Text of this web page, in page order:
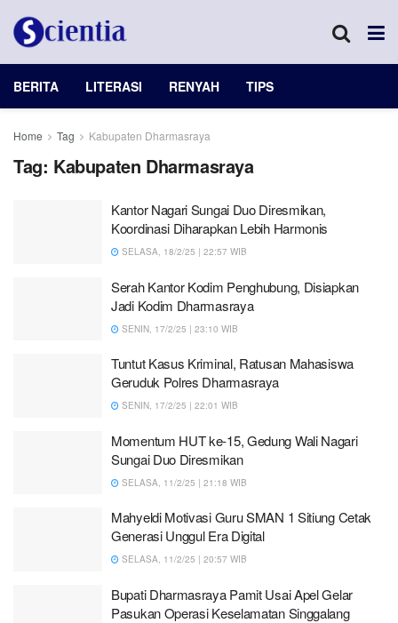
BERITA LITERASI RENYAH TIPS
Home Tag Kabupaten Dharmasraya
Tag: Kabupaten Dharmasraya
Kantor Nagari Sungai Duo Diresmikan,
Koordinasi Diharapkan Lebih Harmonis
SELASA, 18/2/25 | 22:57 WIB
Serah Kantor Kodim Penghubung, Disiapkan
Jadi Kodim Dharmasraya
SENIN, 17/2/25 | 23:10 WIB
Tuntut Kasus Kriminal, Ratusan Mahasiswa
Geruduk Polres Dharmasraya
SENIN, 17/2/25 | 22:01 WIB
Momentum HUT ke-15, Gedung Wali Nagari
Sungai Duo Diresmikan
SELASA, 11/2/25 | 21:18 WIB
Mahyeldi Motivasi Guru SMAN 1 Sitiung Cetak
Generasi Unggul Era Digital
SELASA, 11/2/25 | 20:57 WIB
Bupati Dharmasraya Pamit Usai Apel Gelar
Pasukan Operasi Keselamatan Singgalang